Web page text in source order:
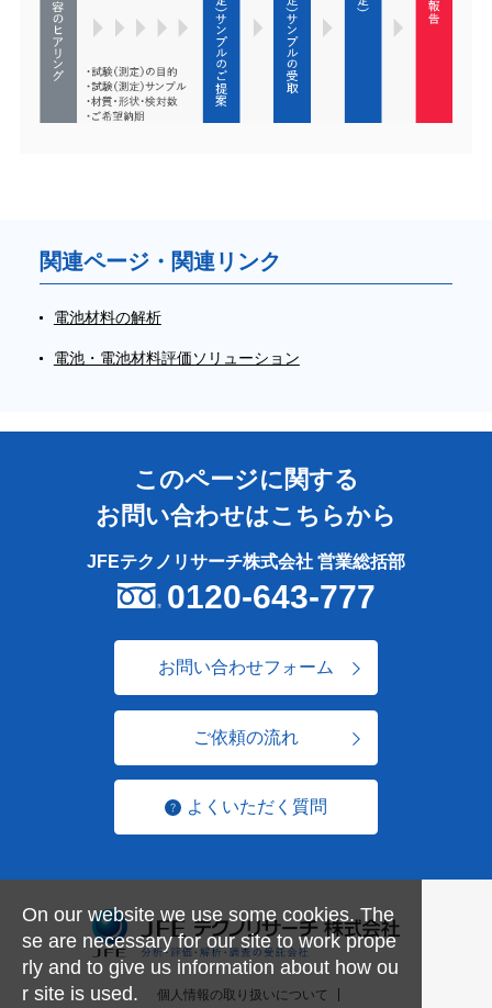
関連ページ・関連リンク
電池材料の解析
電池・電池材料評価ソリューション
このページに関する
お問い合わせはこちらから
JFEテクノリサーチ株式会社 営業総括部
0120-643-777
お問い合わせフォーム
ご依頼の流れ
よくいただく質問
個人情報の取り扱いについて
On our website we use some cookies. The
se are necessary for our site to work prope
rly and to give us information about how ou
r site is used.